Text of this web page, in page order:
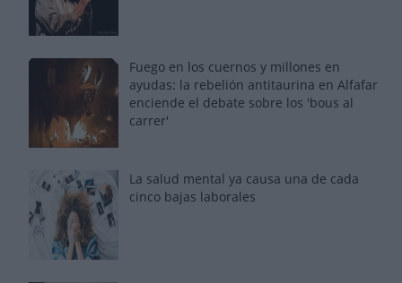
Fuego en los cuernos y millones en
ayudas: la rebelión antitaurina en Alfafar
enciende el debate sobre los 'bous al
carrer'
La salud mental ya causa una de cada
cinco bajas laborales